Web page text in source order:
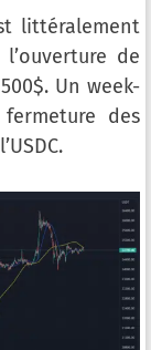
littéralement
de
Un week-
des